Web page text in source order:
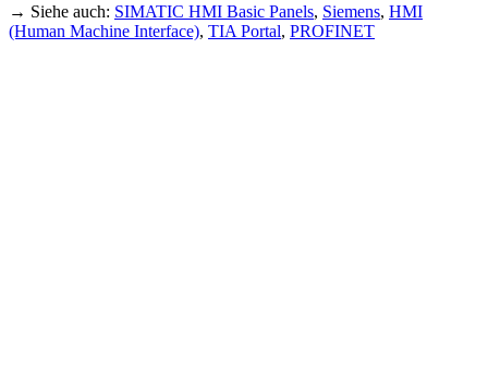
→ Siehe auch: SIMATIC HMI Basic Panels, Siemens, HMI
(Human Machine Interface), TIA Portal, PROFINET